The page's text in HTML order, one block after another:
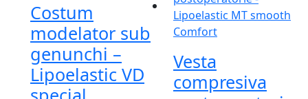
Costum
modelator sub
genunchi –
Lipoelastic VD
Vesta
compresiva